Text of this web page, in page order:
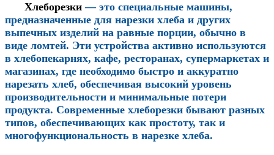
Хлеборезки — это специальные машины,
предназначенные для нарезки хлеба и других
выпечных изделий на равные порции, обычно в
виде ломтей. Эти устройства активно используются
в хлебопекарнях, кафе, ресторанах, супермаркетах и
магазинах, где необходимо быстро и аккуратно
нарезать хлеб, обеспечивая высокий уровень
производительности и минимальные потери
продукта. Современные хлеборезки бывают разных
типов, обеспечивающих как простоту, так и
многофункциональность в нарезке хлеба.